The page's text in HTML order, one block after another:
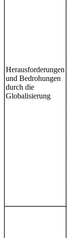
Herausforderungen
und Bedrohungen
durch die
Globalisierung